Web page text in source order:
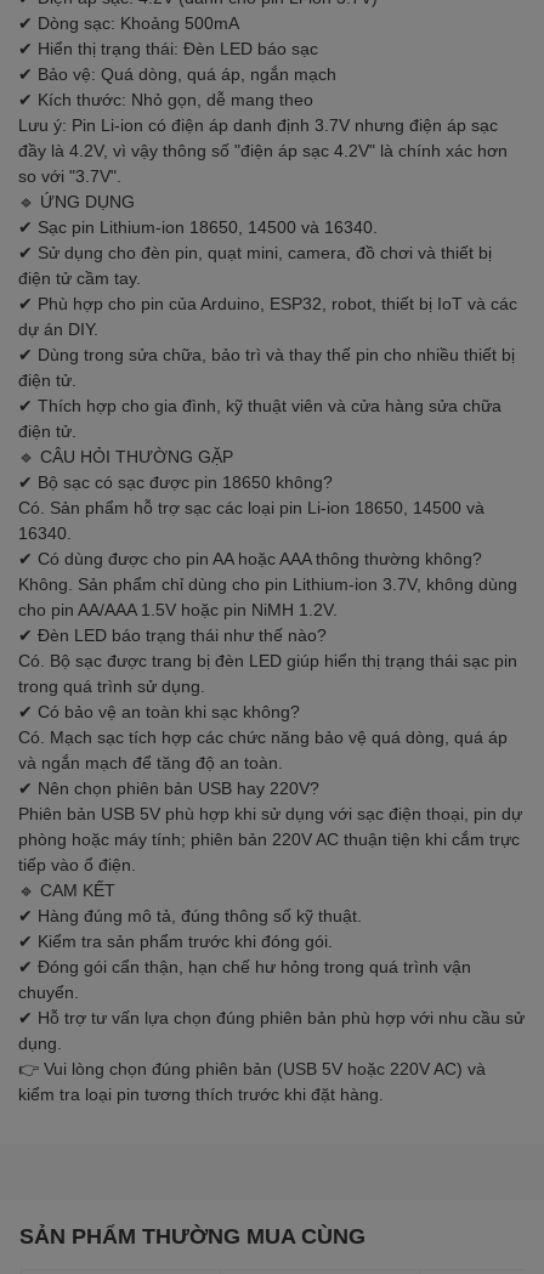
✔ Dòng sạc: Khoảng 500mA
✔ Hiển thị trạng thái: Đèn LED báo sạc
✔ Bảo vệ: Quá dòng, quá áp, ngắn mạch
✔ Kích thước: Nhỏ gọn, dễ mang theo
Lưu ý: Pin Li-ion có điện áp danh định 3.7V nhưng điện áp sạc
đầy là 4.2V, vì vậy thông số "điện áp sạc 4.2V" là chính xác hơn
so với "3.7V".
🔹 ỨNG DỤNG
✔ Sạc pin Lithium-ion 18650, 14500 và 16340.
✔ Sử dụng cho đèn pin, quạt mini, camera, đồ chơi và thiết bị
điện tử cầm tay.
✔ Phù hợp cho pin của Arduino, ESP32, robot, thiết bị IoT và các
dự án DIY.
✔ Dùng trong sửa chữa, bảo trì và thay thế pin cho nhiều thiết bị
điện tử.
✔ Thích hợp cho gia đình, kỹ thuật viên và cửa hàng sửa chữa
điện tử.
🔹 CÂU HỎI THƯỜNG GẶP
✔ Bộ sạc có sạc được pin 18650 không?
Có. Sản phẩm hỗ trợ sạc các loại pin Li-ion 18650, 14500 và
16340.
✔ Có dùng được cho pin AA hoặc AAA thông thường không?
Không. Sản phẩm chỉ dùng cho pin Lithium-ion 3.7V, không dùng
cho pin AA/AAA 1.5V hoặc pin NiMH 1.2V.
✔ Đèn LED báo trạng thái như thế nào?
Có. Bộ sạc được trang bị đèn LED giúp hiển thị trạng thái sạc pin
trong quá trình sử dụng.
✔ Có bảo vệ an toàn khi sạc không?
Có. Mạch sạc tích hợp các chức năng bảo vệ quá dòng, quá áp
và ngắn mạch để tăng độ an toàn.
✔ Nên chọn phiên bản USB hay 220V?
Phiên bản USB 5V phù hợp khi sử dụng với sạc điện thoại, pin dự
phòng hoặc máy tính; phiên bản 220V AC thuận tiện khi cắm trực
tiếp vào ổ điện.
🔹 CAM KẾT
✔ Hàng đúng mô tả, đúng thông số kỹ thuật.
✔ Kiểm tra sản phẩm trước khi đóng gói.
✔ Đóng gói cẩn thận, hạn chế hư hỏng trong quá trình vận
chuyển.
✔ Hỗ trợ tư vấn lựa chọn đúng phiên bản phù hợp với nhu cầu sử
dụng.
👉 Vui lòng chọn đúng phiên bản (USB 5V hoặc 220V AC) và
kiểm tra loại pin tương thích trước khi đặt hàng.
SẢN PHẨM THƯỜNG MUA CÙNG